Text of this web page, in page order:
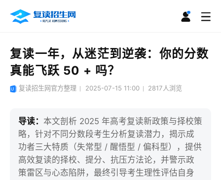
复读一年，从迷茫到逆袭：你的分数
真能飞跃 50 + 吗？
复读招生网官方整理 2025-07-15 11:00 2817人浏览
导读： 本文剖析 2025 年高考复读新政策与择校策
略，针对不同分数段考生分析复读潜力，揭示成
功者三大特质（失常型 / 醒悟型 / 偏科型），提供
高效复读的择校、提分、抗压方法论，并警示政
策雷区与心态陷阱，最终引导考生理性评估自身